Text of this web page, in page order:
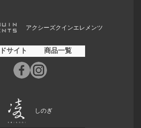
アクシーズクインエレメンツ
サイト 商品一覧
しのぎ